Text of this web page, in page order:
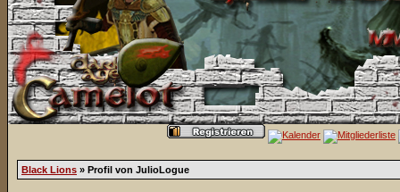
Black Lions » Profil von JulioLogue